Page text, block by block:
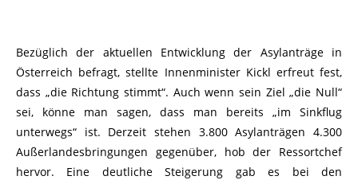
Bezüglich der aktuellen Entwicklung der Asylanträge in
Österreich befragt, stellte Innenminister Kickl erfreut fest,
dass „die Richtung stimmt“. Auch wenn sein Ziel „die Null“
sei, könne man sagen, dass man bereits „im Sinkflug
unterwegs“ ist. Derzeit stehen 3.800 Asylanträgen 4.300
Außerlandesbringungen gegenüber, hob der Ressortchef
hervor. Eine deutliche Steigerung gab es bei den